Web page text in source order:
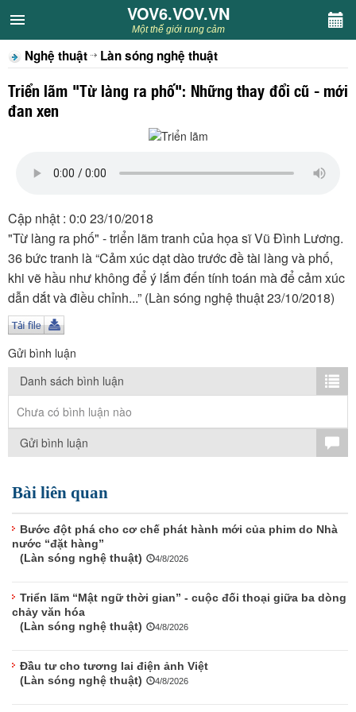
VOV6.VOV.VN
CHUYÊN MỤC
Khách VOV6
Sân khấu
Thiếu nhi
TÌM KIẾM
Vận hành bởi QI Corp
VOV6.VOV.VN
Một thế giới rung cảm
Nghệ thuật Làn sóng nghệ thuật
Triển lãm "Từ làng ra phố": Những thay đổi cũ - mới
đan xen
Cập nhật : 0:0 23/10/2018
"Từ làng ra phố" - triển lãm tranh của họa sĩ Vũ Đình Lương.
36 bức tranh là “Cảm xúc dạt dào trước đề tài làng và phố,
khi vẽ hầu như không để ý lắm đến tính toán mà để cảm xúc
dẫn dắt và điều chỉnh...” (Làn sóng nghệ thuật 23/10/2018)
Gửi bình luận
Danh sách bình luận
Chưa có bình luận nào
Gửi bình luận
Bài liên quan
Bước đột phá cho cơ chế phát hành mới của phim do Nhà
nước “đặt hàng”
(Làn sóng nghệ thuật)
4/8/2026
Triển lãm “Mật ngữ thời gian” - cuộc đối thoại giữa ba dòng
chảy văn hóa
(Làn sóng nghệ thuật)
4/8/2026
Đầu tư cho tương lai điện ảnh Việt
(Làn sóng nghệ thuật)
4/8/2026